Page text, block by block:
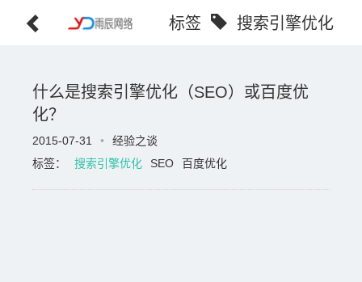
标签 搜索引擎优化
什么是搜索引擎优化（SEO）或百度优
化？
2015-07-31 •
经验之谈
标签：
搜索引擎优化 SEO 百度优化